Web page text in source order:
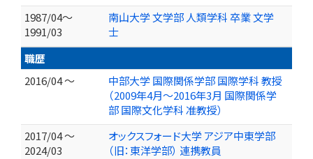
1987/04～
1991/03
南山大学 文学部 人類学科 卒業 文学
士
職歴
2016/04 ～
中部大学 国際関係学部 国際学科 教授
（2009年4月〜2016年3月 国際関係学
部 国際文化学科 准教授）
2017/04 ～
2024/03
オックスフォード大学 アジア中東学部
（旧：東洋学部） 連携教員